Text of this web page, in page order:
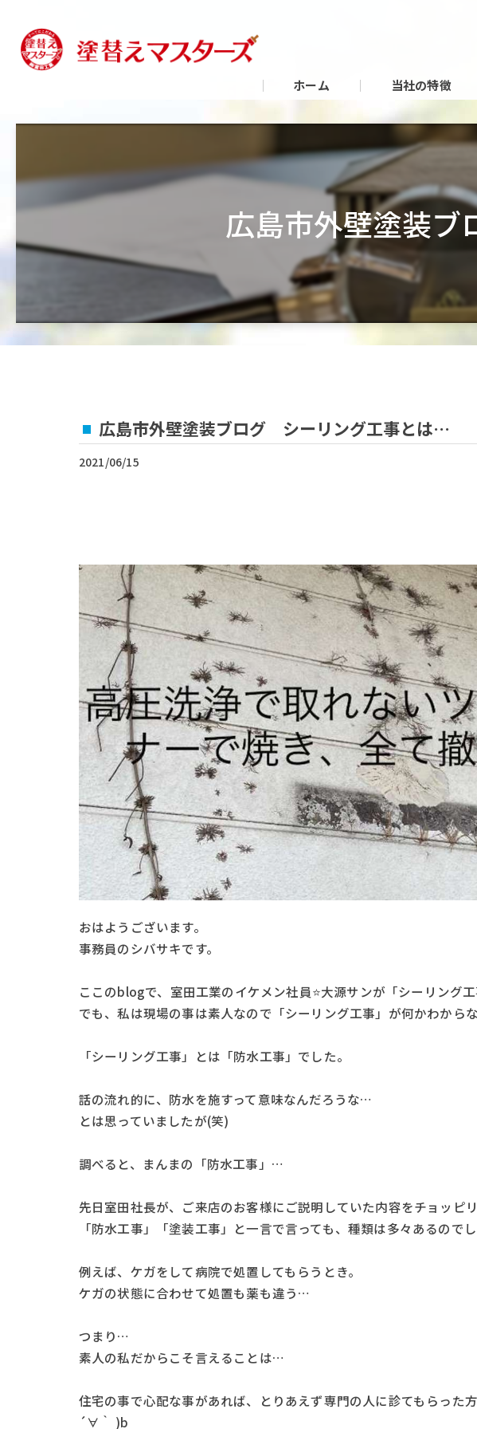
ホーム 当社の特徴
広島市外壁塗装
広島市外壁塗装ブログ シーリング工事とは…
2021/06/15
おはようございます。
事務員のシバサキです。
ここのblogで、室田工業のイケメン社員⭐大源サンが「シーリング
でも、私は現場の事は素人なので「シーリング工事」が何かわから
「シーリング工事」とは「防水工事」でした。
話の流れ的に、防水を施すって意味なんだろうな…
とは思っていましたが(笑)
調べると、まんまの「防水工事」…
先日室田社長が、ご来店のお客様にご説明していた内容をチョッピ
「防水工事」「塗装工事」と一言で言っても、種類は多々あるのでし
例えば、ケガをして病院で処置してもらうとき。
ケガの状態に合わせて処置も薬も違う…
つまり…
素人の私だからこそ言えることは…
住宅の事で心配な事があれば、とりあえず専門の人に診てもらった
´∀｀ )b